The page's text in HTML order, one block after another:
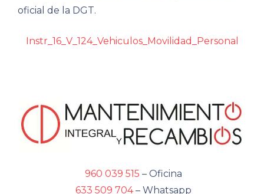
oficial de la DGT.
Instr_16_V_124_Vehiculos_Movilidad_Personal
960 039 515 – Oficina
633 509 704– Whatsapp